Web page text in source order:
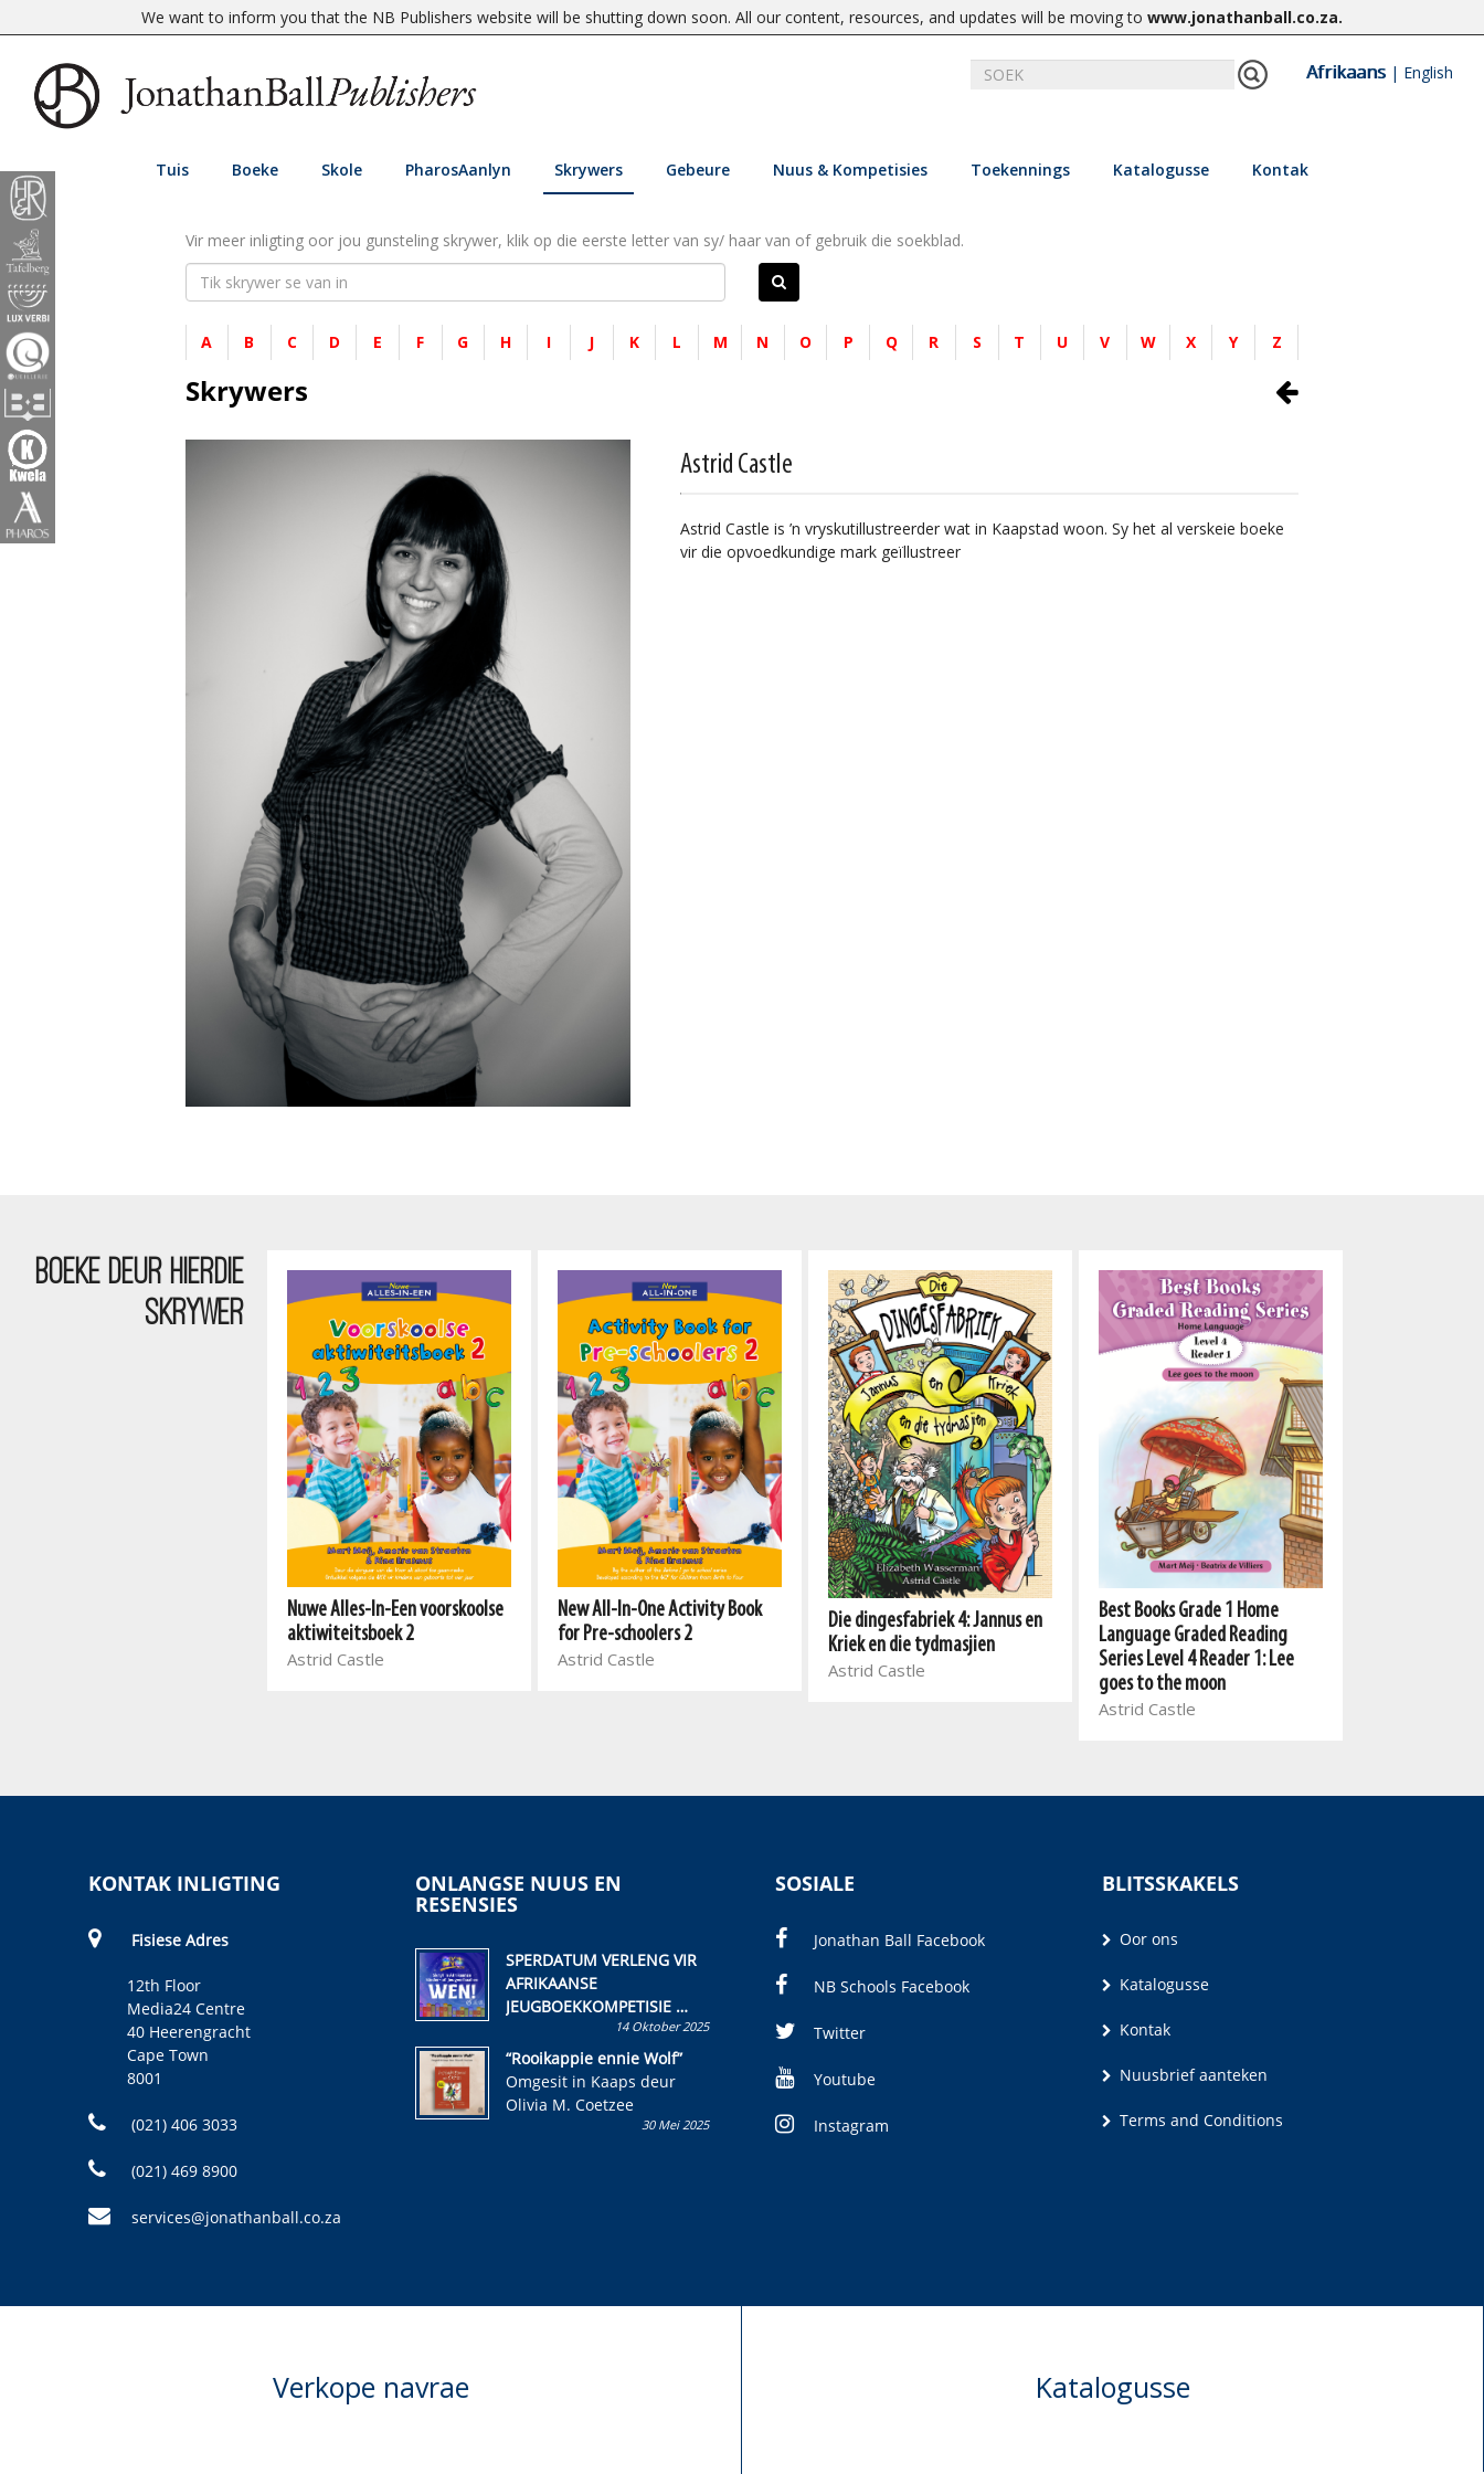
We want to inform you that the NB Publishers website will be shutting down soon. All our content, resources, and updates will be moving to www.jonathanball.co.za.
Afrikaans| English
Tuis Boeke Skole PharosAanlyn Skrywers Gebeure Nuus & Kompetisies Toekennings Katalogusse Kontak
Vir meer inligting oor jou gunsteling skrywer, klik op die eerste letter van sy/ haar van of gebruik die soekblad.
A B C D E F G H I J K L M N O P Q R S T U V W X Y Z
Skrywers
Astrid Castle
Astrid Castle is ’n vryskutillustreerder wat in Kaapstad woon. Sy het al verskeie boeke
vir die opvoedkundige mark geïllustreer
BOEKE DEUR HIERDIE
SKRYWER
Nuwe Alles-In-Een voorskoolse
aktiwiteitsboek 2
Astrid Castle
New All-In-One Activity Book
for Pre-schoolers 2
Astrid Castle
Die dingesfabriek 4: Jannus en
Kriek en die tydmasjien
Astrid Castle
Best Books Grade 1 Home
Language Graded Reading
Series Level 4 Reader 1: Lee
goes to the moon
Astrid Castle
KONTAK INLIGTING
Fisiese Adres
12th Floor
Media24 Centre
40 Heerengracht
Cape Town
8001
(021) 406 3033
(021) 469 8900
services@jonathanball.co.za
ONLANGSE NUUS EN
RESENSIES
SPERDATUM VERLENG VIR
AFRIKAANSE
JEUGBOEKKOMPETISIE
Skryf ’n jeugboek of
kinderboek en staan ’n
kans om R50 000 te wen!
14 Oktober 2025
“Rooikappie ennie Wolf”
Omgesit in Kaaps deur
Olivia M. Coetzee
30 Mei 2025
SOSIALE
Jonathan Ball Facebook
NB Schools Facebook
Twitter
Youtube
Instagram
BLITSSKAKELS
Oor ons
Katalogusse
Kontak
Nuusbrief aanteken
Terms and Conditions
Verkope navrae Katalogusse